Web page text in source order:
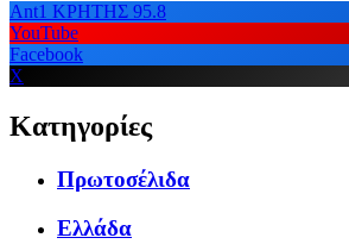
Ant1 ΚΡΗΤΗΣ 95.8
YouTube
Facebook
X
Κατηγορίες
Πρωτοσέλιδα
Ελλάδα